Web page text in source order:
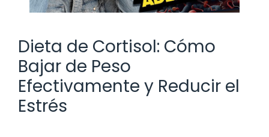
Dieta de Cortisol: Cómo
Bajar de Peso
Efectivamente y Reducir el
Estrés